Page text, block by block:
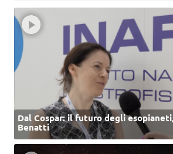
Dal Cospar: il futuro degli
Benatti